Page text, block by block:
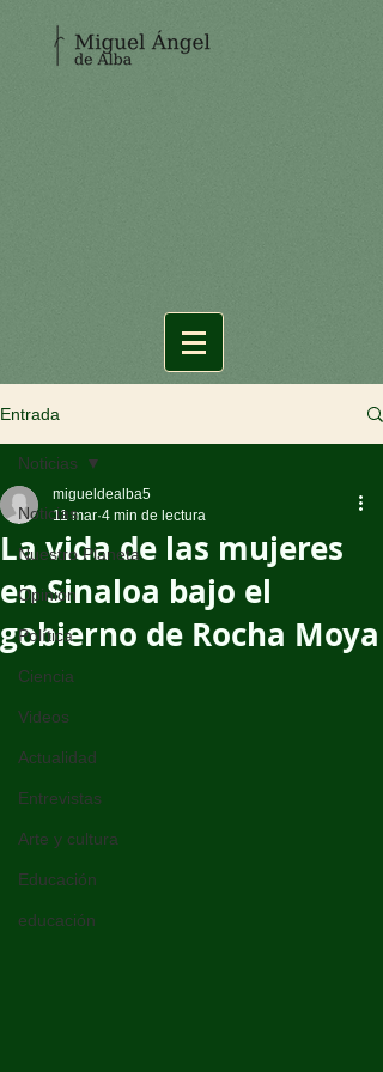
Entrada
Noticias
Nuestro Planeta
Opinión
Política
Ciencia
Videos
Actualidad
Entrevistas
Arte y cultura
Educación
educación
Noticias
La vida de las mujeres
en Sinaloa bajo el
gobierno de Rocha Moya
migueldealba5
11 mar 4 min de lectura